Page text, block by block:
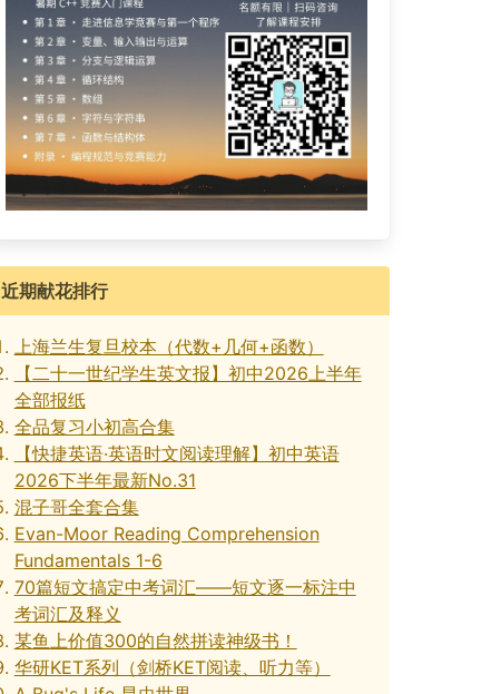
近期献花排行
上海兰生复旦校本（代数+几何+函数）
【二十一世纪学生英文报】初中2026上半年
全部报纸
全品复习小初高合集
【快捷英语·英语时文阅读理解】初中英语
2026下半年最新No.31
混子哥全套合集
Evan-Moor Reading Comprehension
Fundamentals 1-6
70篇短文搞定中考词汇——短文逐一标注中
考词汇及释义
某鱼上价值300的自然拼读神级书！
华研KET系列（剑桥KET阅读、听力等）